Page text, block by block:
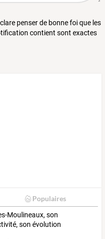
penser de bonne foi que les
contient sont exactes
Populaires
Moulineaux, son
son évolution